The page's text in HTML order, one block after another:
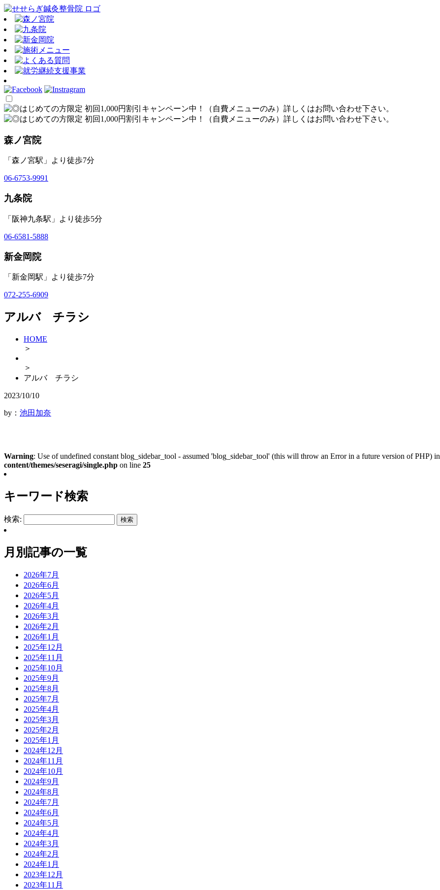
森ノ宮院
「森ノ宮駅」より徒歩7分
06-6753-9991
九条院
「阪神九条駅」より徒歩5分
06-6581-5888
新金岡院
「新金岡駅」より徒歩7分
072-255-6909
アルバ チラシ
HOME
＞
＞
アルバ チラシ
2023/10/10
by： 池田加奈
Warning: Use of undefined constant blog_sidebar_tool - assumed 'blog_sidebar_tool' (this will throw an Error in a future version of PHP) in
content/themes/seseragi/single.php on line 25
キーワード検索
検索:
月別記事の一覧
2026年7月
2026年6月
2026年5月
2026年4月
2026年3月
2026年2月
2026年1月
2025年12月
2025年11月
2025年10月
2025年9月
2025年8月
2025年7月
2025年4月
2025年3月
2025年2月
2025年1月
2024年12月
2024年11月
2024年10月
2024年9月
2024年8月
2024年7月
2024年6月
2024年5月
2024年4月
2024年3月
2024年2月
2024年1月
2023年12月
2023年11月